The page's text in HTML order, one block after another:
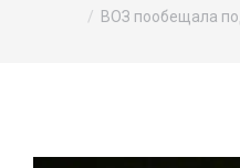
ВОЗ пообещала